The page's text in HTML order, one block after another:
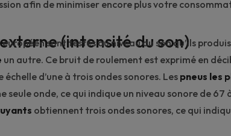
afin de minimiser encore plus votre
(intensité du son)
sont testés au niveau du son qu’ils
un autre. Ce bruit de roulement est exprimé en
d’une à trois ondes sonores. Les pneus les
seule onde, ce qui indique un niveau sonore de 67
obtiennent trois ondes sonores, ce qui